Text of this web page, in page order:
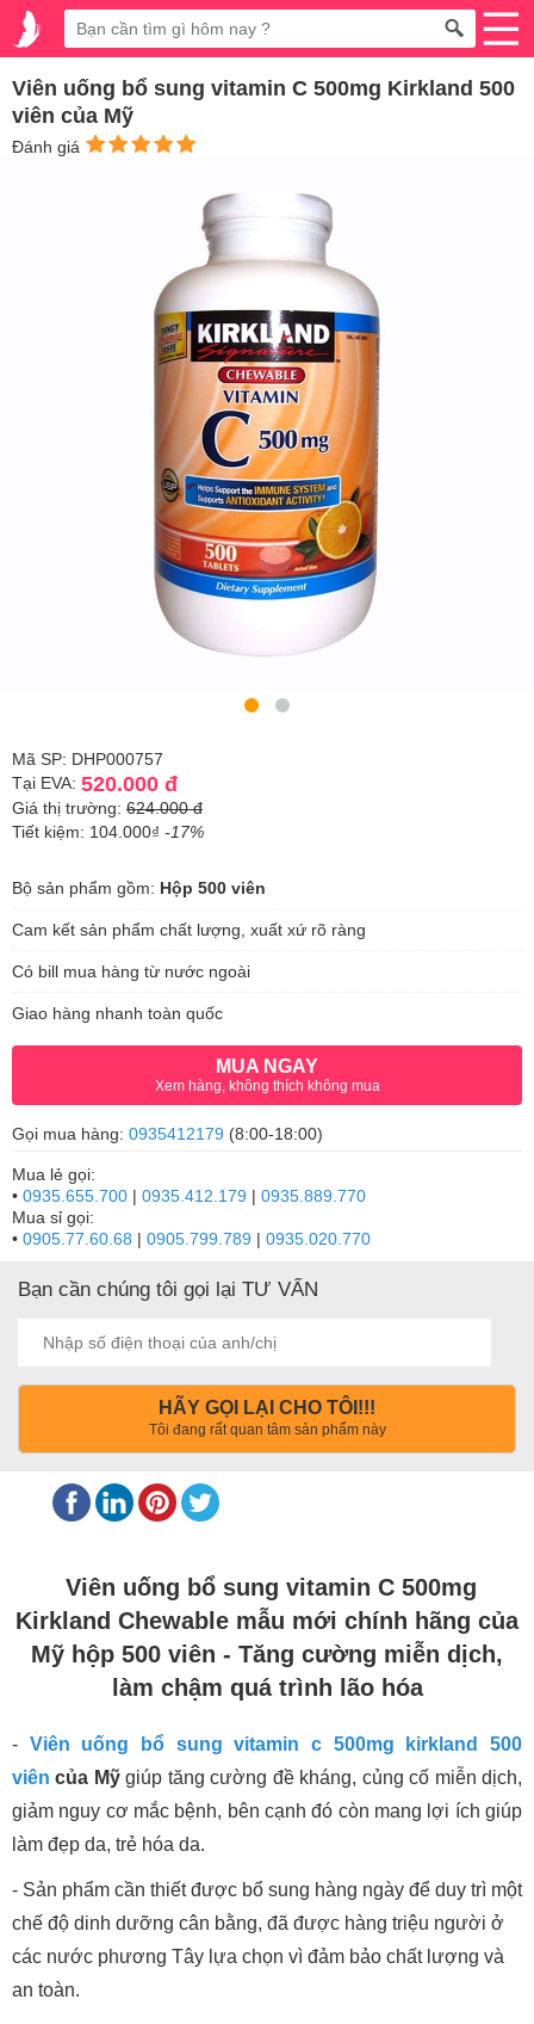
Viên uống bổ sung vitamin C 500mg Kirkland 500
viên của Mỹ
Đánh giá
Mã SP: DHP000757
Tại EVA: 520.000 đ
Giá thị trường: 624.000 đ
Tiết kiệm: 104.000₫ -17%
Bộ sản phẩm gồm: Hộp 500 viên
Cam kết sản phẩm chất lượng, xuất xứ rõ ràng
Có bill mua hàng từ nước ngoài
Giao hàng nhanh toàn quốc
MUA NGAY
Xem hàng, không thích không mua
Gọi mua hàng: 0935412179 (8:00-18:00)
Mua lẻ gọi:
• 0935.655.700 | 0935.412.179 | 0935.889.770
Mua sỉ gọi:
• 0905.77.60.68 | 0905.799.789 | 0935.020.770
Bạn cần chúng tôi gọi lại TƯ VẤN
HÃY GỌI LẠI CHO TÔI!!!
Tôi đang rất quan tâm sản phẩm này
Viên uống bổ sung vitamin C 500mg
Kirkland Chewable mẫu mới chính hãng của
Mỹ hộp 500 viên - Tăng cường miễn dịch,
làm chậm quá trình lão hóa
- Viên uống bổ sung vitamin c 500mg kirkland 500
viên của Mỹ giúp tăng cường đề kháng, củng cố miễn dịch,
giảm nguy cơ mắc bệnh, bên cạnh đó còn mang lợi ích giúp
làm đẹp da, trẻ hóa da.
- Sản phẩm cần thiết được bổ sung hàng ngày để duy trì một
chế độ dinh dưỡng cân bằng, đã được hàng triệu người ở
các nước phương Tây lựa chọn vì đảm bảo chất lượng và
an toàn.